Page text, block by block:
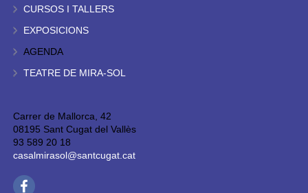
CURSOS I TALLERS
EXPOSICIONS
AGENDA
TEATRE DE MIRA-SOL
Carrer de Mallorca, 42
08195 Sant Cugat del Vallès
93 589 20 18
casalmirasol@santcugat.cat